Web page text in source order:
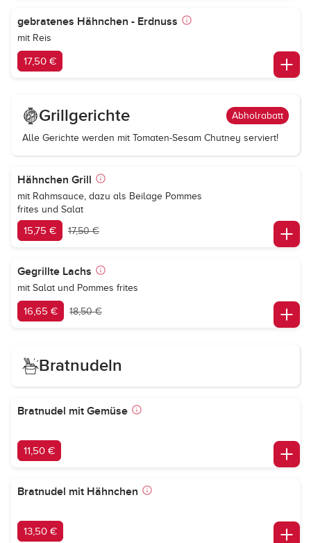
gebratenes Hähnchen - Erdnuss
mit Reis
17,50 €
Grillgerichte Abholrabatt
Alle Gerichte werden mit Tomaten-Sesam Chutney serviert!
Hähnchen Grill
mit Rahmsauce, dazu als Beilage Pommes
frites und Salat
15,75 € 17,50 €
Gegrillte Lachs
mit Salat und Pommes frites
16,65 € 18,50 €
Bratnudeln
Bratnudel mit Gemüse
11,50 €
Bratnudel mit Hähnchen
13,50 €